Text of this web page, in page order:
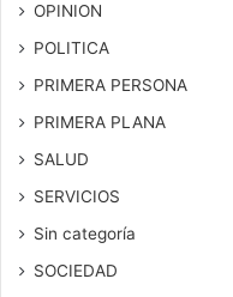
OPINION
POLITICA
PRIMERA PERSONA
PRIMERA PLANA
SALUD
SERVICIOS
Sin categoría
SOCIEDAD